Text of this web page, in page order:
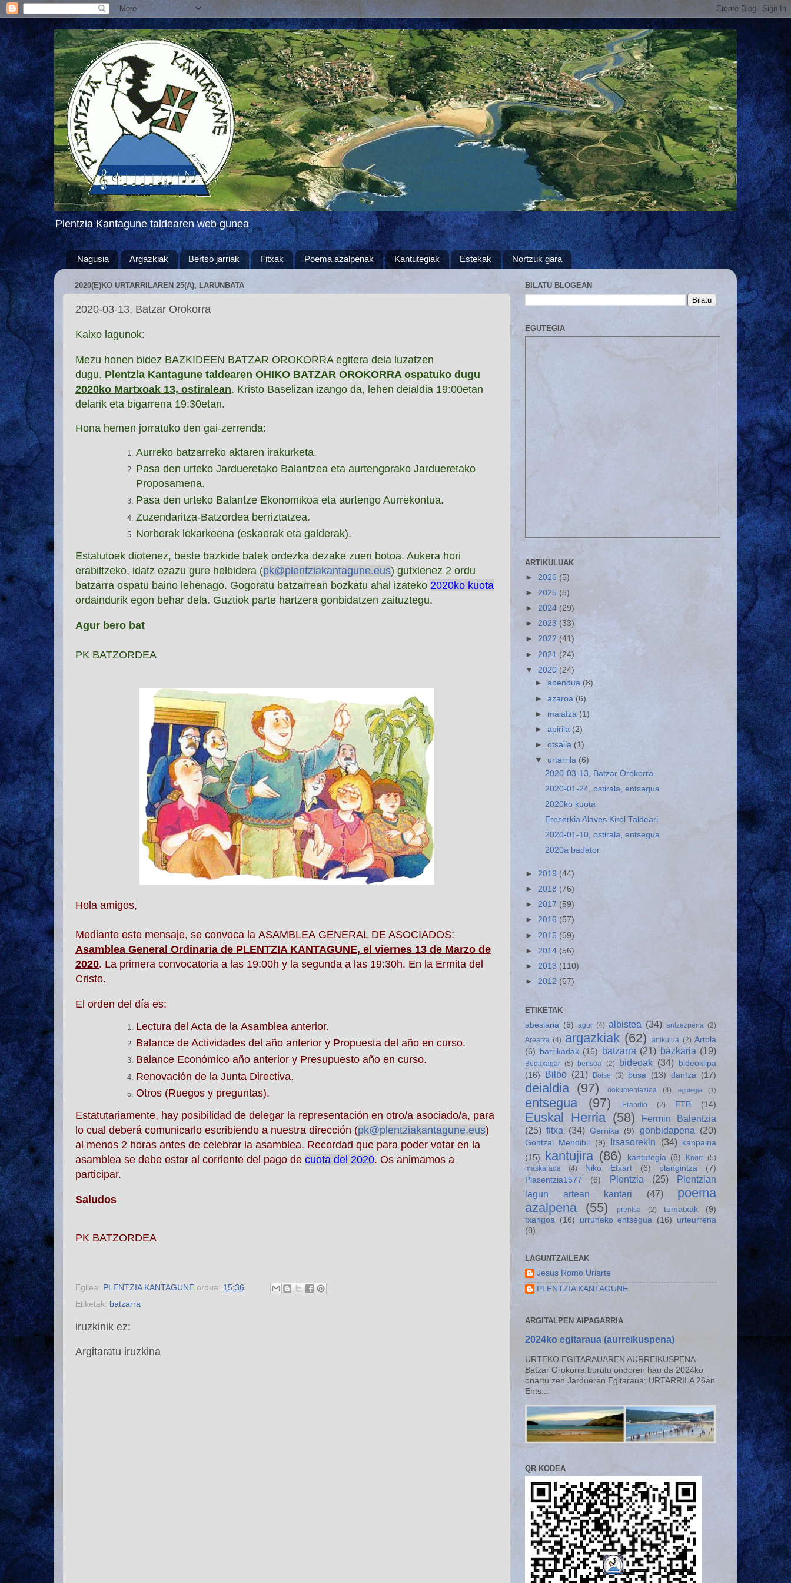
Plentzia Kantagune taldearen web gunea
Nagusia Argazkiak Bertso jarriak Fitxak Poema azalpenak Kantutegiak Estekak Nortzuk gara
2020(E)KO URTARRILAREN 25(A), LARUNBATA
2020-03-13, Batzar Orokorra
Kaixo lagunok:
Mezu honen bidez BAZKIDEEN BATZAR OROKORRA egitera deia luzatzen
dugu. Plentzia Kantagune taldearen OHIKO BATZAR OROKORRA ospatuko dugu
2020ko Martxoak 13, ostiralean. Kristo Baselizan izango da, lehen deialdia 19:00etan
delarik eta bigarrena 19:30etan.
Hona hemen jorratuko den gai-zerrenda:
Aurreko batzarreko aktaren irakurketa.
Pasa den urteko Jardueretako Balantzea eta aurtengorako Jardueretako
Proposamena.
Pasa den urteko Balantze Ekonomikoa eta aurtengo Aurrekontua.
Zuzendaritza-Batzordea berriztatzea.
Norberak lekarkeena (eskaerak eta galderak).
Estatutoek diotenez, beste bazkide batek ordezka dezake zuen botoa. Aukera hori
erabiltzeko, idatz ezazu gure helbidera (pk@plentziakantagune.eus) gutxienez 2 ordu
batzarra ospatu baino lehenago. Gogoratu batzarrean bozkatu ahal izateko 2020ko kuota
ordaindurik egon behar dela. Guztiok parte hartzera gonbidatzen zaituztegu.
Agur bero bat
PK BATZORDEA
Hola amigos,
Mediante este mensaje, se convoca la ASAMBLEA GENERAL DE ASOCIADOS:
Asamblea General Ordinaria de PLENTZIA KANTAGUNE, el viernes 13 de Marzo de
2020. La primera convocatoria a las 19:00h y la segunda a las 19:30h. En la Ermita del
Cristo.
El orden del día es:
Lectura del Acta de la Asamblea anterior.
Balance de Actividades del año anterior y Propuesta del año en curso.
Balance Económico año anterior y Presupuesto año en curso.
Renovación de la Junta Directiva.
Otros (Ruegos y preguntas).
Estatutariamente, hay posibilidad de delegar la representación en otro/a asociado/a, para
lo cual deberá comunicarlo escribiendo a nuestra dirección (pk@plentziakantagune.eus)
al menos 2 horas antes de celebrar la asamblea. Recordad que para poder votar en la
asamblea se debe estar al corriente del pago de cuota del 2020. Os animamos a
participar.
Saludos
PK BATZORDEA
Egilea: PLENTZIA KANTAGUNE ordua: 15:36
Etiketak: batzarra
iruzkinik ez:
Argitaratu iruzkina
BILATU BLOGEAN
EGUTEGIA
ARTIKULUAK
► 2026 (5)
► 2025 (5)
► 2024 (29)
► 2023 (33)
► 2022 (41)
► 2021 (24)
▼ 2020 (24)
►abendua (8)
►azaroa(6)
► maiatza (1)
►apirila(2)
►otsaila (1)
▼ urtarrila (6)
2020-03-13, Batzar Orokorra
2020-01-24, ostirala, entsegua
2020ko kuota
Ereserkia Alaves Kirol Taldeari
2020-01-10, ostirala, entsegua
2020a badator
► 2019 (44)
► 2018 (76)
► 2017 (59)
► 2016 (57)
► 2015 (69)
► 2014 (56)
► 2013 (110)
► 2012 (67)
ETIKETAK
abeslaria (6) agur (4) albistea (34) antzezpena (2)
Areatza (4) argazkiak (62) artikulua (2) Artola
(6)
barrikadak (16) batzarra (21) bazkaria (19)
Bedaxagar (5) bertsoa (2) bideoak (34)
bideoklipa
(16)
Bilbo (21) Boise (3) busa (13) dantza (17)
deialdia (97) dokumentazioa (4) egutegia (1)
entsegua (97) Erandio (2) ETB (14)
Euskal Herria (58)
Fermin Balentzia
(25) fitxa (34) Gernika (9) gonbidapena (20)
Gontzal Mendibil (9) Itsasorekin (34)
kanpaina
(15)
kantujira (86) kantutegia (8) Knörr (5)
maskarada
(4) Niko Etxart (6) plangintza
(7)
Plasentzia1577
(6) Plentzia (25)
Plentzian
lagun artean kantari
(47)
poema
azalpena
(55) prentsa (2) tumatxak
(9)
txangoa
(16) urruneko entsegua (16)
urteurrena
(8)
LAGUNTZAILEAK
Jesus Romo Uriarte
PLENTZIA KANTAGUNE
ARGITALPEN AIPAGARRIA
2024ko egitaraua (aurreikuspena)
URTEKO EGITARAUAREN AURREIKUSPENA
Batzar Orokorra burutu ondoren hau da 2024ko
onartu zen Jardueren Egitaraua: URTARRILA 26an
Ents...
QR KODEA